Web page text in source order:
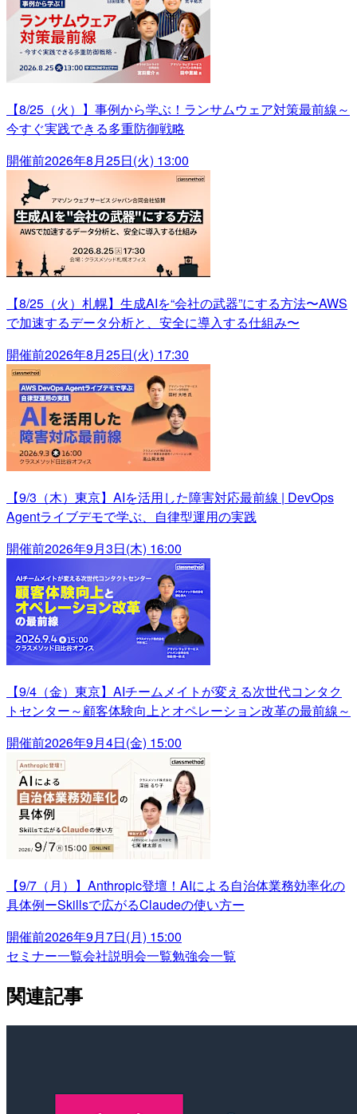
【8/25（火）】事例から学ぶ！ランサムウェア対策最前線～
今すぐ実践できる多重防御戦略
開催前2026年8月25日(火) 13:00
【8/25（火）札幌】生成AIを“会社の武器”にする方法〜AWS
で加速するデータ分析と、安全に導入する仕組み〜
開催前2026年8月25日(火) 17:30
【9/3（木）東京】AIを活用した障害対応最前線 | DevOps
Agentライブデモで学ぶ、自律型運用の実践
開催前2026年9月3日(木) 16:00
【9/4（金）東京】AIチームメイトが変える次世代コンタク
トセンター～顧客体験向上とオペレーション改革の最前線～
開催前2026年9月4日(金) 15:00
【9/7（月）】Anthropic登壇！AIによる自治体業務効率化の
具体例ーSkillsで広がるClaudeの使い方ー
開催前2026年9月7日(月) 15:00
セミナー一覧会社説明会一覧勉強会一覧
関連記事